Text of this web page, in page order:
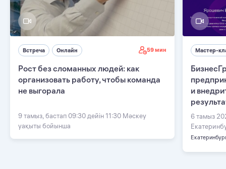
Встреча Онлайн 59 мин
Рост без сломанных людей: как
организовать работу, чтобы команда
не выгорала
9 тамыз, бастап 09:30 дейін 11:30 Мәскеу
уақыты бойынша
Мастер-
и
6 тамыз